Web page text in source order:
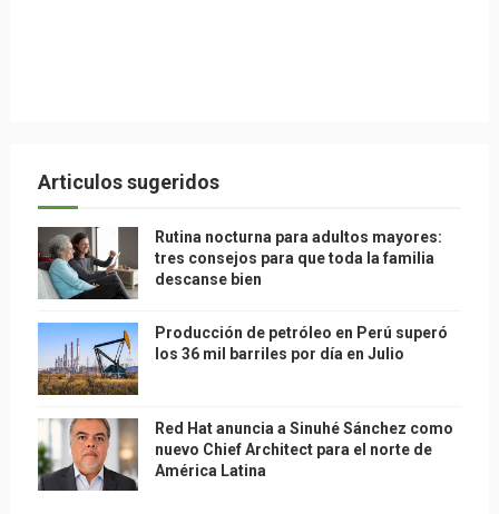
Articulos sugeridos
Rutina nocturna para adultos mayores:
tres consejos para que toda la familia
descanse bien
Producción de petróleo en Perú superó
los 36 mil barriles por día en Julio
Red Hat anuncia a Sinuhé Sánchez como
nuevo Chief Architect para el norte de
América Latina